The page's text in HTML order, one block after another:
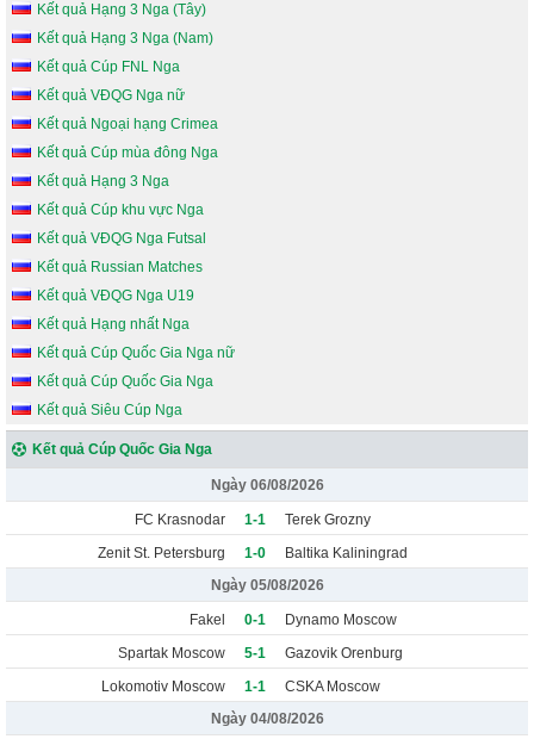
Kết quả Hạng 3 Nga (Tây)
Kết quả Hạng 3 Nga (Nam)
Kết quả Cúp FNL Nga
Kết quả VĐQG Nga nữ
Kết quả Ngoại hạng Crimea
Kết quả Cúp mùa đông Nga
Kết quả Hạng 3 Nga
Kết quả Cúp khu vực Nga
Kết quả VĐQG Nga Futsal
Kết quả Russian Matches
Kết quả VĐQG Nga U19
Kết quả Hạng nhất Nga
Kết quả Cúp Quốc Gia Nga nữ
Kết quả Cúp Quốc Gia Nga
Kết quả Siêu Cúp Nga
Kết quả Cúp Quốc Gia Nga
Ngày 06/08/2026
FC Krasnodar 1-1
Terek Grozny
Zenit St. Petersburg
1-0
Baltika Kaliningrad
Ngày 05/08/2026
Fakel 0-1
Dynamo Moscow
Spartak Moscow
5-1
Gazovik Orenburg
Lokomotiv Moscow
1-1
CSKA Moscow
Ngày 04/08/2026